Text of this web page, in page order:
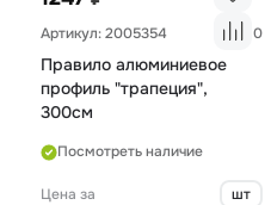
Артикул: 2005354 0
Правило алюминиевое
профиль "трапеция",
300см
Посмотреть наличие
Цена за шт